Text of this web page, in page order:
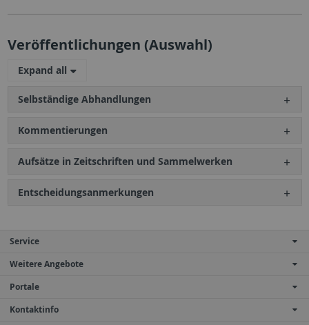
Veröffentlichungen (Auswahl)
Expand all
Selbständige Abhandlungen
Kommentierungen
Aufsätze in Zeitschriften und Sammelwerken
Entscheidungsanmerkungen
Service
Weitere Angebote
Portale
Kontaktinfo